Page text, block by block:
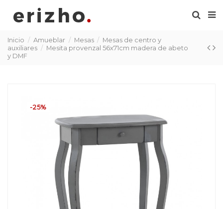
Inicio Amueblar Mesas
Mesas de centro y
auxiliares
Mesita provenzal 56x71cm madera de abeto
y DMF
-25%